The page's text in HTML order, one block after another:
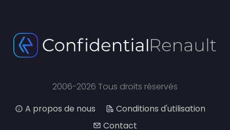
2006-2026 Tous droits réservés
A propos de nous
Conditions d'utilisation
Contact